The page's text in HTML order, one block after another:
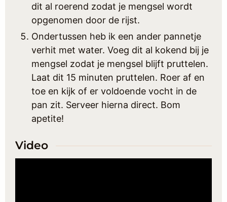
dit al roerend zodat je mengsel wordt
opgenomen door de rijst.
Ondertussen heb ik een ander pannetje
verhit met water. Voeg dit al kokend bij je
mengsel zodat je mengsel blijft pruttelen.
Laat dit 15 minuten pruttelen. Roer af en
toe en kijk of er voldoende vocht in de
pan zit. Serveer hierna direct. Bom
apetite!
Video